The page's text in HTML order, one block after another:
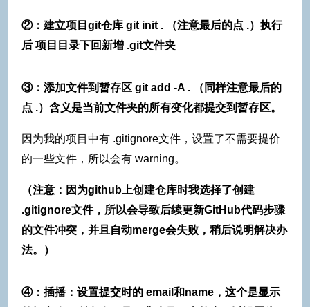
②：建立项目git仓库 git init . （注意最后的点 .）执行
后 项目目录下回新增 .git文件夹
③：添加文件到暂存区 git add -A . （同样注意最后的
点 .）含义是当前文件夹的所有变化都提交到暂存区。
因为我的项目中有 .gitignore文件，设置了不需要提价
的一些文件，所以会有 warning。
（注意：因为github上创建仓库时我选择了创建
.gitignore文件，所以会导致后续更新GitHub代码步骤
的文件冲突，并且自动merge会失败，稍后说明解决办
法。）
④：插播：设置提交时的 email和name，这个是显示